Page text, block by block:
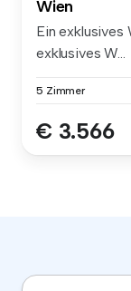
Wien
Ein exklusives
exklusives W...
5 Zimmer
€ 3.566